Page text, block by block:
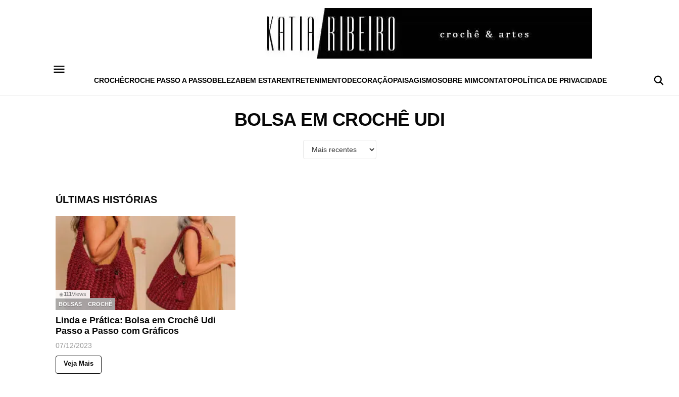
CROCHÊCROCHE PASSO A PASSOBELEZABEM ESTARENTRETENIMENTODECORAÇÃOPAISAGISMOSOBRE MIMCONTATOPOLÍTICA DE PRIVACIDADE
BOLSA EM CROCHÊ UDI
ÚLTIMAS HISTÓRIAS
◉111 Views
BOLSAS
CROCHÊ
Linda e Prática: Bolsa em Crochê Udi
Passo a Passo com Gráficos
07/12/2023
Veja Mais